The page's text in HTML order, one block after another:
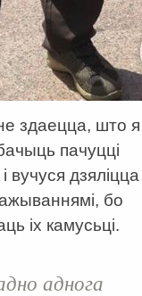
здаецца, што я
пачуцці
вучуся дзяліцца
бо
іх камусьці.
аднога